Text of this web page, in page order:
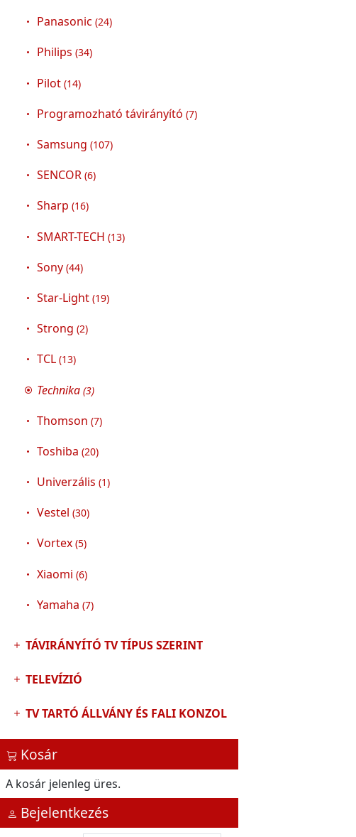
Panasonic (24)
Philips (34)
Pilot (14)
Programozható távirányító (7)
Samsung (107)
SENCOR (6)
Sharp (16)
SMART-TECH (13)
Sony (44)
Star-Light (19)
Strong (2)
TCL (13)
Technika (3)
Thomson (7)
Toshiba (20)
Univerzális (1)
Vestel (30)
Vortex (5)
Xiaomi (6)
Yamaha (7)
TÁVIRÁNYÍTÓ TV TÍPUS SZERINT
TELEVÍZIÓ
TV TARTÓ ÁLLVÁNY ÉS FALI KONZOL
Kosár
A kosár jelenleg üres.
Bejelentkezés